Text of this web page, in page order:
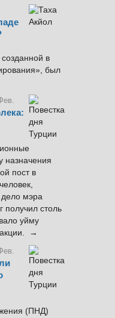
в
был
назначения
пост в
дело мэра
получил столь
уйму
→
(ПНД)